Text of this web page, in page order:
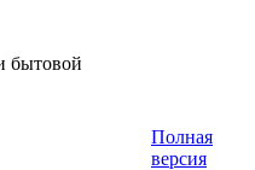
бытовой
Полная
версия